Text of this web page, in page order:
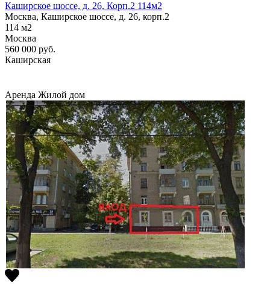
Каширское шоссе, д. 26, Корп.2 114м2
Москва, Каширское шоссе, д. 26, корп.2
114 м2
Москва
560 000 руб.
Каширская
Аренда Жилой дом